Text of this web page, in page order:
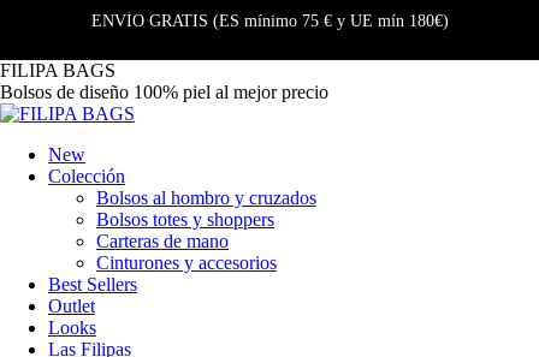
ENVÍO GRATIS (ES mínimo 75 € y UE mín 180€)
FILIPA BAGS
Bolsos de diseño 100% piel al mejor precio
New
Colección
Bolsos al hombro y cruzados
Bolsos totes y shoppers
Carteras de mano
Cinturones y accesorios
Best Sellers
Outlet
Looks
Las Filipas